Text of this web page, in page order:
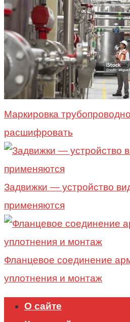
Маркировка
расшифровать
Задвижки — устройство
применяются
Фланцевое соединение
уплотнения и монтаж
О сайте